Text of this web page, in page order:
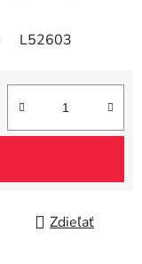
L52603
Zdieľať